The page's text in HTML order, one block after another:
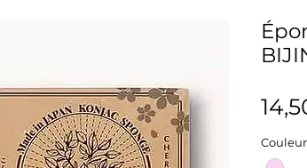
Couleur